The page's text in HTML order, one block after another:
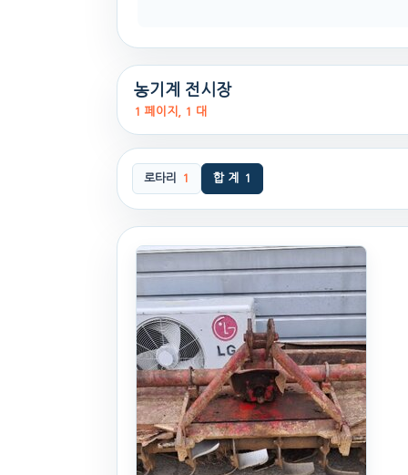
농기계 전시장
1 페이지, 1 대
로타리 1 합 계 1